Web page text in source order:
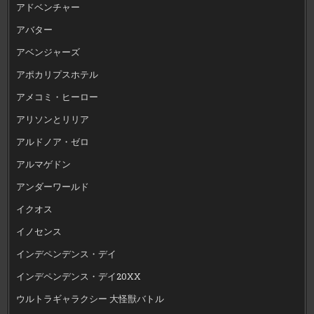
アドベンチャー
アバター
アベンジャーズ
アポカリプスホテル
アメコミ・ヒーロー
アリソンとリリア
アルドノア・ゼロ
アルマゲドン
アンダーワールド
イクオス
イノセンス
インデペンデンス・デイ
インデペンデンス・デイ20XX
ウルトラギャラクシー 大怪獣バトル